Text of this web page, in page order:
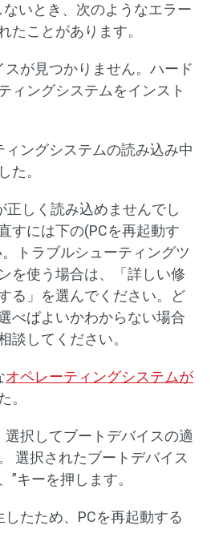
いとき、次のようなエラー
たことがあります。
スが見つかりません。ハード
ィングシステムをインスト
ィングシステムの読み込み中
た。
正しく読み込めませんでし
すには下の(PCを再起動す
トラブルシューティングツ
を使う場合は、「詳しい修
る」を選んでください。ど
べばよいかわからない場合
談してください。
オペレーティングシステムが
。
選択してブートデバイスの適
選択されたブートデバイス
”キーを押します。
したため、PCを再起動する